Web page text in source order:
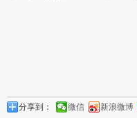
分享到： 微信 新浪微博